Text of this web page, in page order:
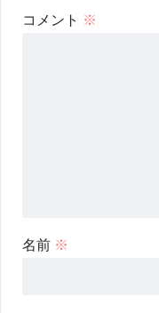
コメント ※
名前 ※